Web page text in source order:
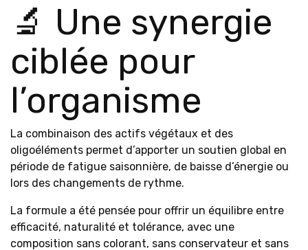
🔬 Une synergie
ciblée pour
l’organisme
La combinaison des actifs végétaux et des
oligoéléments permet d’apporter un soutien global en
période de fatigue saisonnière, de baisse d’énergie ou
lors des changements de rythme.
La formule a été pensée pour offrir un équilibre entre
efficacité, naturalité et tolérance, avec une
composition sans colorant, sans conservateur et sans